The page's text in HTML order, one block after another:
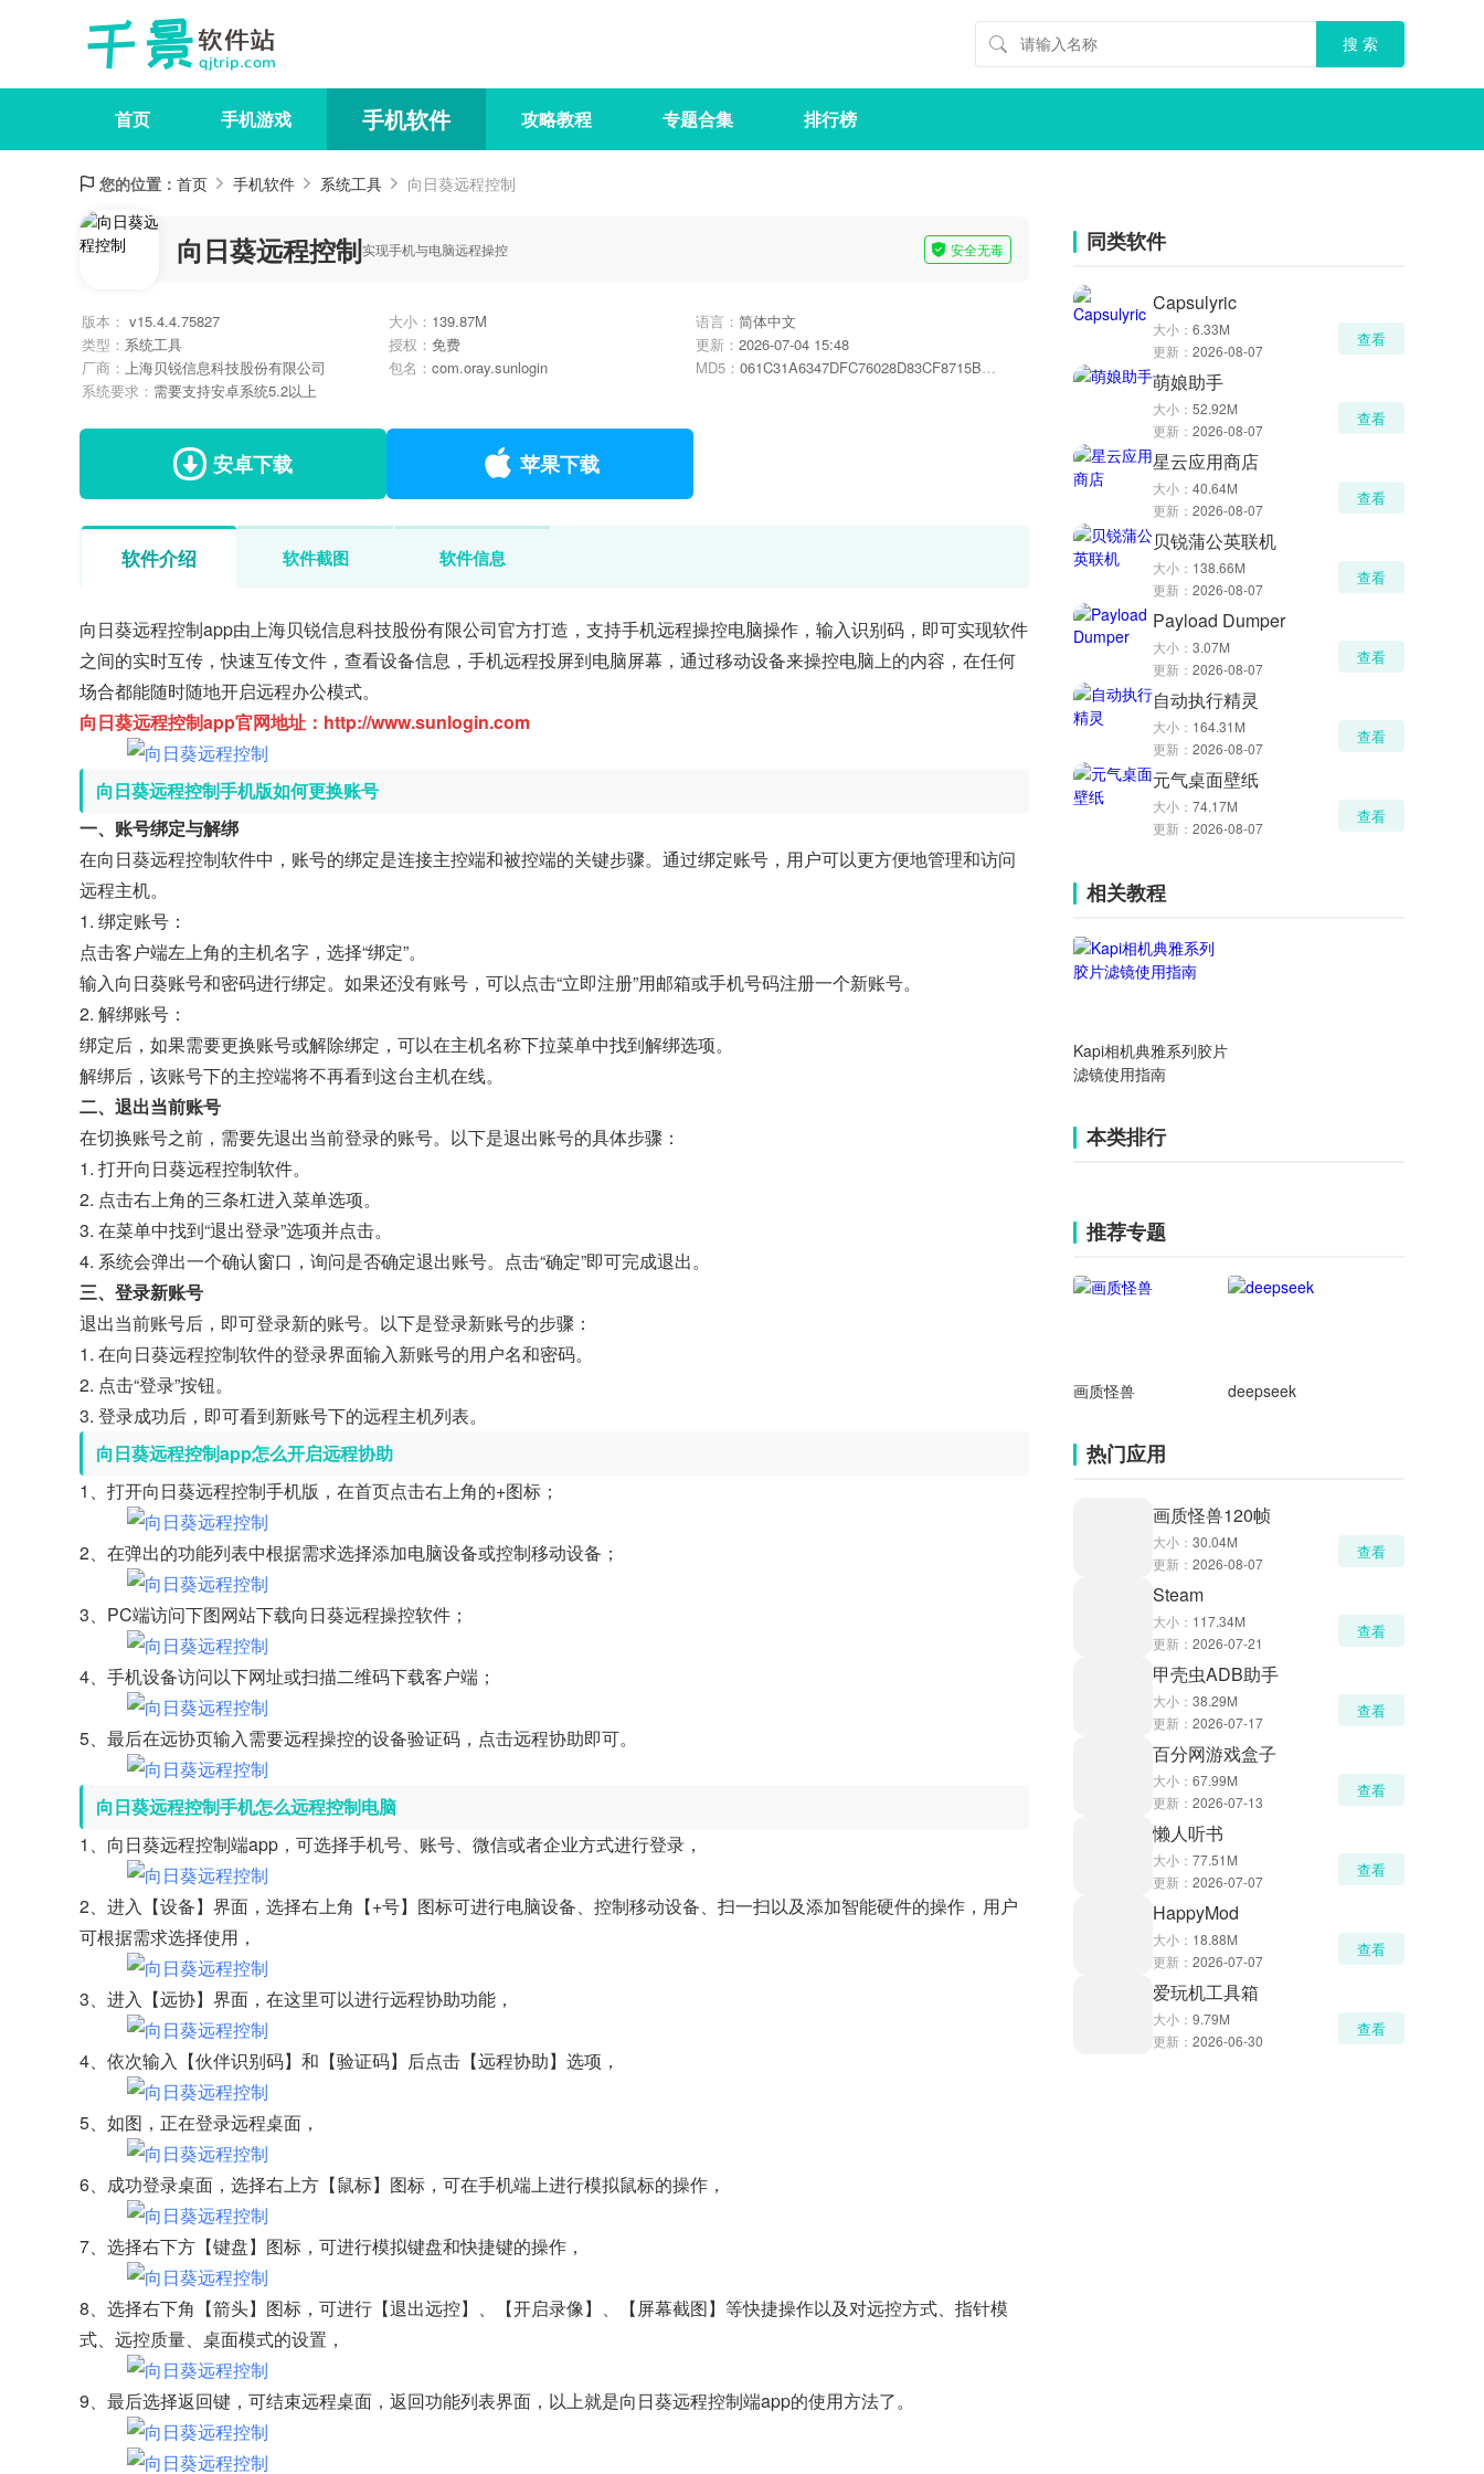
首页 手机游戏 手机软件 攻略教程 专题合集 排行榜
您的位置： 首页 手机软件 系统工具 向日葵远程控制
向日葵远程控制实现手机与电脑远程操控 安全无毒
版本： v15.4.4.75827 大小： 139.87M 语言： 简体中文
类型： 系统工具 授权： 免费 更新： 2026-07-04 15:48
厂商： 上海贝锐信息科技股份有限公司 包名： com.oray.sunlogin MD5： 061C31A6347DFC76028D83CF8715B837
系统要求： 需要支持安卓系统5.2以上
安卓下载 苹果下载
软件介绍 软件截图 软件信息
向日葵远程控制app由上海贝锐信息科技股份有限公司官方打造，支持手机远程操控电脑操作，输入识别码，即可实现软件
之间的实时互传，快速互传文件，查看设备信息，手机远程投屏到电脑屏幕，通过移动设备来操控电脑上的内容，在任何
场合都能随时随地开启远程办公模式。
向日葵远程控制app官网地址：http://www.sunlogin.com
向日葵远程控制手机版如何更换账号
一、账号绑定与解绑
在向日葵远程控制软件中，账号的绑定是连接主控端和被控端的关键步骤。通过绑定账号，用户可以更方便地管理和访问
远程主机。
1. 绑定账号：
点击客户端左上角的主机名字，选择“绑定”。
输入向日葵账号和密码进行绑定。如果还没有账号，可以点击“立即注册”用邮箱或手机号码注册一个新账号。
2. 解绑账号：
绑定后，如果需要更换账号或解除绑定，可以在主机名称下拉菜单中找到解绑选项。
解绑后，该账号下的主控端将不再看到这台主机在线。
二、退出当前账号
在切换账号之前，需要先退出当前登录的账号。以下是退出账号的具体步骤：
1. 打开向日葵远程控制软件。
2. 点击右上角的三条杠进入菜单选项。
3. 在菜单中找到“退出登录”选项并点击。
4. 系统会弹出一个确认窗口，询问是否确定退出账号。点击“确定”即可完成退出。
三、登录新账号
退出当前账号后，即可登录新的账号。以下是登录新账号的步骤：
1. 在向日葵远程控制软件的登录界面输入新账号的用户名和密码。
2. 点击“登录”按钮。
3. 登录成功后，即可看到新账号下的远程主机列表。
向日葵远程控制app怎么开启远程协助
1、打开向日葵远程控制手机版，在首页点击右上角的+图标；
2、在弹出的功能列表中根据需求选择添加电脑设备或控制移动设备；
3、PC端访问下图网站下载向日葵远程操控软件；
4、手机设备访问以下网址或扫描二维码下载客户端；
5、最后在远协页输入需要远程操控的设备验证码，点击远程协助即可。
向日葵远程控制手机怎么远程控制电脑
1、向日葵远程控制端app，可选择手机号、账号、微信或者企业方式进行登录，
2、进入【设备】界面，选择右上角【+号】图标可进行电脑设备、控制移动设备、扫一扫以及添加智能硬件的操作，用户
可根据需求选择使用，
3、进入【远协】界面，在这里可以进行远程协助功能，
4、依次输入【伙伴识别码】和【验证码】后点击【远程协助】选项，
5、如图，正在登录远程桌面，
6、成功登录桌面，选择右上方【鼠标】图标，可在手机端上进行模拟鼠标的操作，
7、选择右下方【键盘】图标，可进行模拟键盘和快捷键的操作，
8、选择右下角【箭头】图标，可进行【退出远控】、【开启录像】、【屏幕截图】等快捷操作以及对远控方式、指针模
式、远控质量、桌面模式的设置，
9、最后选择返回键，可结束远程桌面，返回功能列表界面，以上就是向日葵远程控制端app的使用方法了。
同类软件
Capsulyric
大小： 6.33M
更新： 2026-08-07
查看
萌娘助手
大小： 52.92M
更新： 2026-08-07
查看
星云应用商店
大小： 40.64M
更新： 2026-08-07
查看
贝锐蒲公英联机
大小： 138.66M
更新： 2026-08-07
查看
Payload Dumper
大小： 3.07M
更新： 2026-08-07
查看
自动执行精灵
大小： 164.31M
更新： 2026-08-07
查看
元气桌面壁纸
大小： 74.17M
更新： 2026-08-07
查看
相关教程
Kapi相机典雅系列胶片
滤镜使用指南
本类排行
推荐专题
画质怪兽 deepseek
热门应用
画质怪兽120帧
大小： 30.04M
更新： 2026-08-07
查看
Steam
大小： 117.34M
更新： 2026-07-21
查看
甲壳虫ADB助手
大小： 38.29M
更新： 2026-07-17
查看
百分网游戏盒子
大小： 67.99M
更新： 2026-07-13
查看
懒人听书
大小： 77.51M
更新： 2026-07-07
查看
HappyMod
大小： 18.88M
更新： 2026-07-07
查看
爱玩机工具箱
大小： 9.79M
更新： 2026-06-30
查看